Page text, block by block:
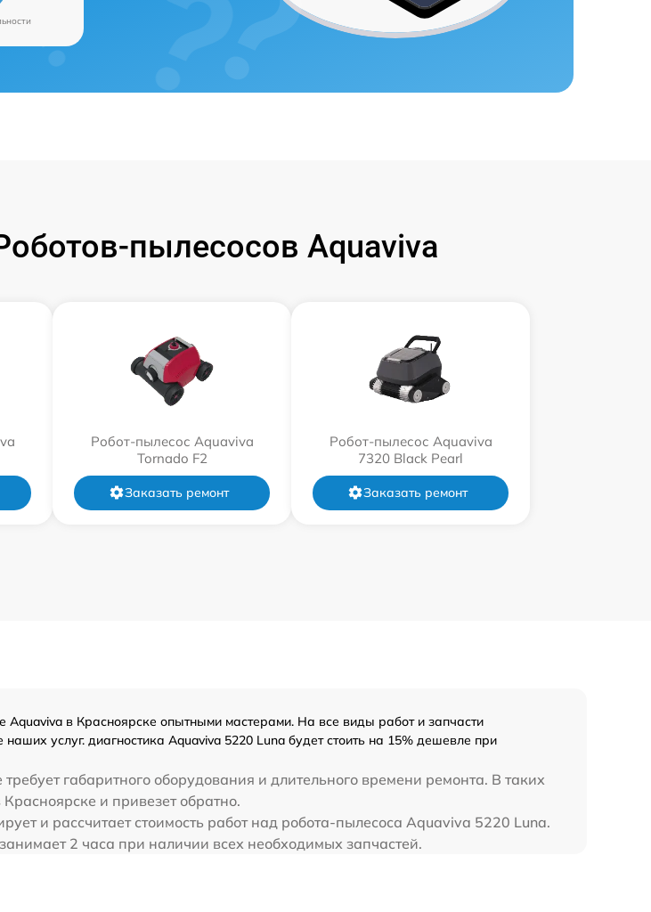
пылесосов Aquaviva
Робот-пылесос Aquaviva
Tornado F2
Заказать ремонт
Робот-пылесос Aquaviva
7320 Black Pearl
Заказать ремонт
в Красноярске опытными мастерами. На все виды работ и запчасти
услуг. диагностика Aquaviva 5220 Luna будет стоить на 15% дешевле при
габаритного оборудования и длительного времени ремонта. В таких
и привезет обратно.
и рассчитает стоимость работ над робота-пылесоса Aquaviva 5220 Luna.
2 часа при наличии всех необходимых запчастей.